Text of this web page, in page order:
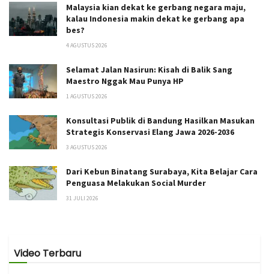
Malaysia kian dekat ke gerbang negara maju,
kalau Indonesia makin dekat ke gerbang apa
bes?
4 AGUSTUS 2026
Selamat Jalan Nasirun: Kisah di Balik Sang
Maestro Nggak Mau Punya HP
1 AGUSTUS 2026
Konsultasi Publik di Bandung Hasilkan Masukan
Strategis Konservasi Elang Jawa 2026-2036
3 AGUSTUS 2026
Dari Kebun Binatang Surabaya, Kita Belajar Cara
Penguasa Melakukan Social Murder
31 JULI 2026
Video Terbaru